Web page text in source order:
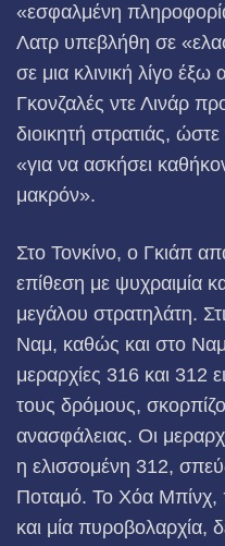
«εσφαλμένη
Λατρ υπεβλήθη σε
σε μια κλινική λίγο
Γκονζαλές ντε Λινάρ
διοικητή στρατιάς,
«για να ασκήσει
μακρόν».
Στο Τονκίνο, ο Γκιάπ
επίθεση με ψυχραιμία
μεγάλου στρατηλάτη.
Ναμ, καθώς και στο Ναμ
μεραρχίες 316 και 312
τους δρόμους,
ανασφάλειας. Οι
η ελισσομένη 312,
Ποταμό. Το Χόα Μπίνχ,
και μία πυροβολαρχία,